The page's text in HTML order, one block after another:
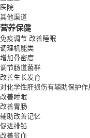
医院
其他渠道
营养保健
免疫调节 改善睡眠
调理机能类
增加骨密度
调节肠道菌群
改善生长发育
对化学性肝损伤有辅助保护作
改善睡眠
改善胃肠
辅助改善记忆
促进排铅
改善贫血